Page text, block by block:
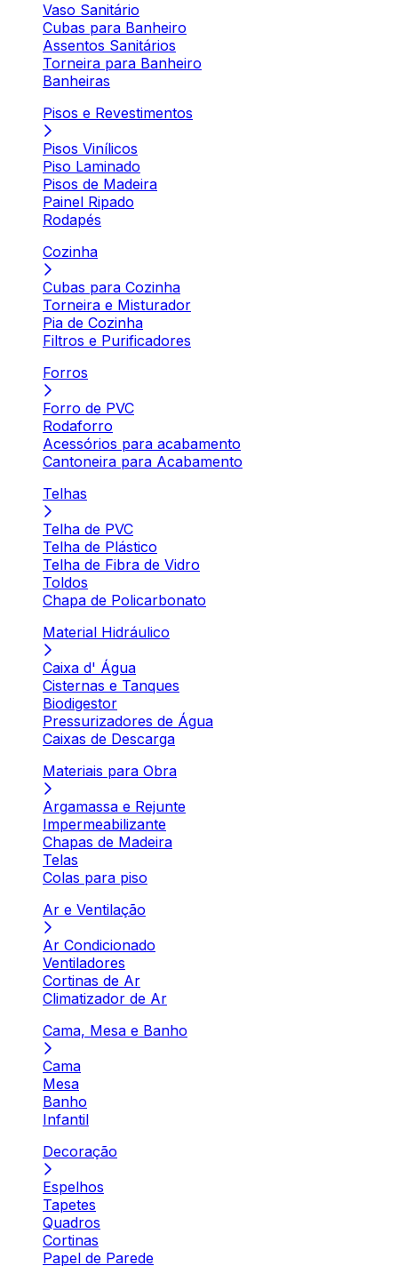
Vaso Sanitário
Cubas para Banheiro
Assentos Sanitários
Torneira para Banheiro
Banheiras
Pisos e Revestimentos
Pisos Vinílicos
Piso Laminado
Pisos de Madeira
Painel Ripado
Rodapés
Cozinha
Cubas para Cozinha
Torneira e Misturador
Pia de Cozinha
Filtros e Purificadores
Forros
Forro de PVC
Rodaforro
Acessórios para acabamento
Cantoneira para Acabamento
Telhas
Telha de PVC
Telha de Plástico
Telha de Fibra de Vidro
Toldos
Chapa de Policarbonato
Material Hidráulico
Caixa d' Água
Cisternas e Tanques
Biodigestor
Pressurizadores de Água
Caixas de Descarga
Materiais para Obra
Argamassa e Rejunte
Impermeabilizante
Chapas de Madeira
Telas
Colas para piso
Ar e Ventilação
Ar Condicionado
Ventiladores
Cortinas de Ar
Climatizador de Ar
Cama, Mesa e Banho
Cama
Mesa
Banho
Infantil
Decoração
Espelhos
Tapetes
Quadros
Cortinas
Papel de Parede